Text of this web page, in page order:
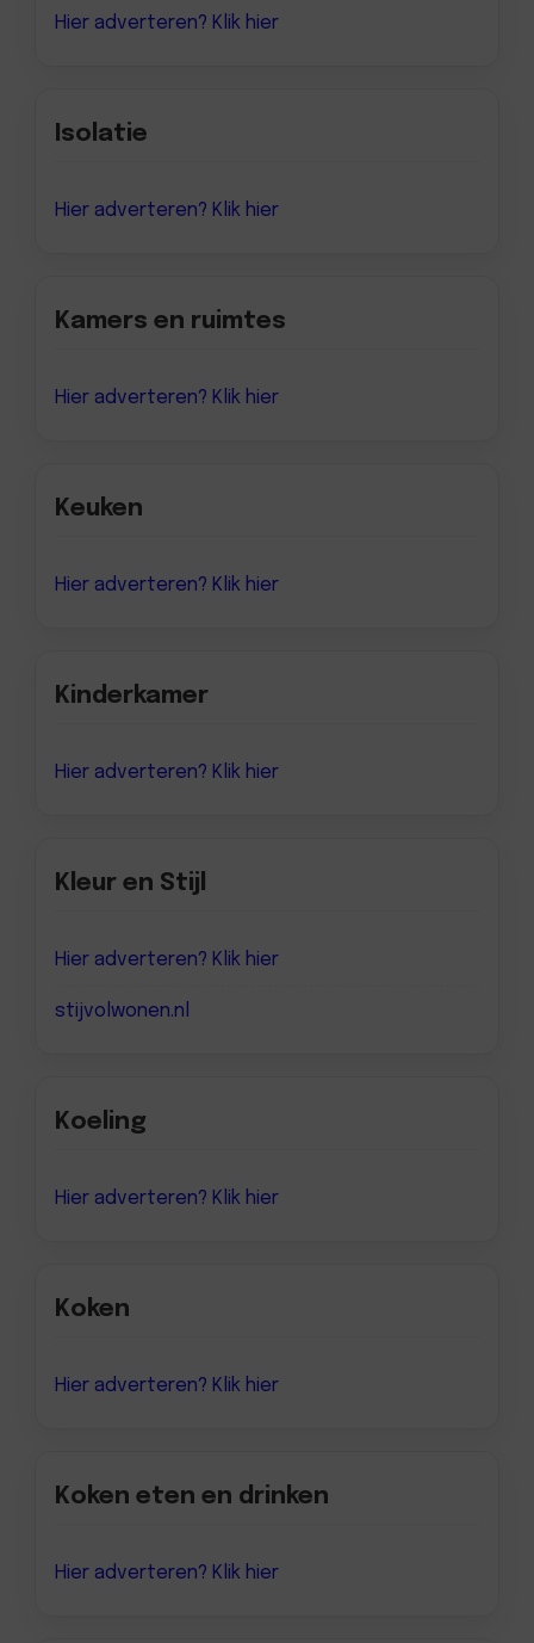
Hier adverteren? Klik hier
Isolatie
Hier adverteren? Klik hier
Kamers en ruimtes
Hier adverteren? Klik hier
Keuken
Hier adverteren? Klik hier
Kinderkamer
Hier adverteren? Klik hier
Kleur en Stijl
Hier adverteren? Klik hier
stijvolwonen.nl
Koeling
Hier adverteren? Klik hier
Koken
Hier adverteren? Klik hier
Koken eten en drinken
Hier adverteren? Klik hier